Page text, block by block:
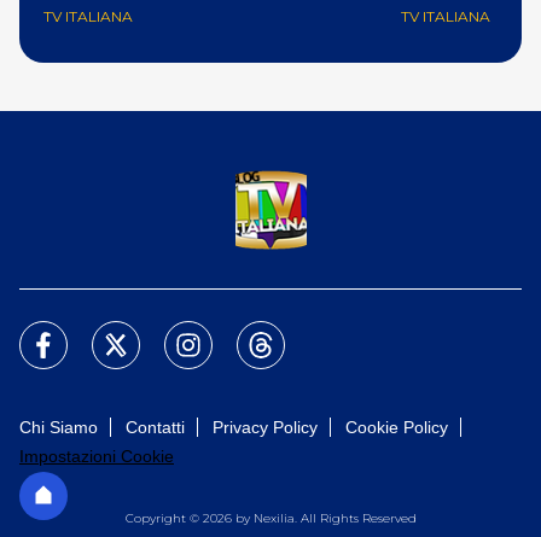
TV ITALIANA TV ITALIANA
Chi Siamo Contatti Privacy Policy
Cookie Policy
Impostazioni Cookie
Copyright © 2026 by Nexilia. All Rights Reserved